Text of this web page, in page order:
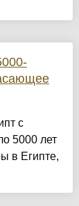
с
5000 лет
в Египте,